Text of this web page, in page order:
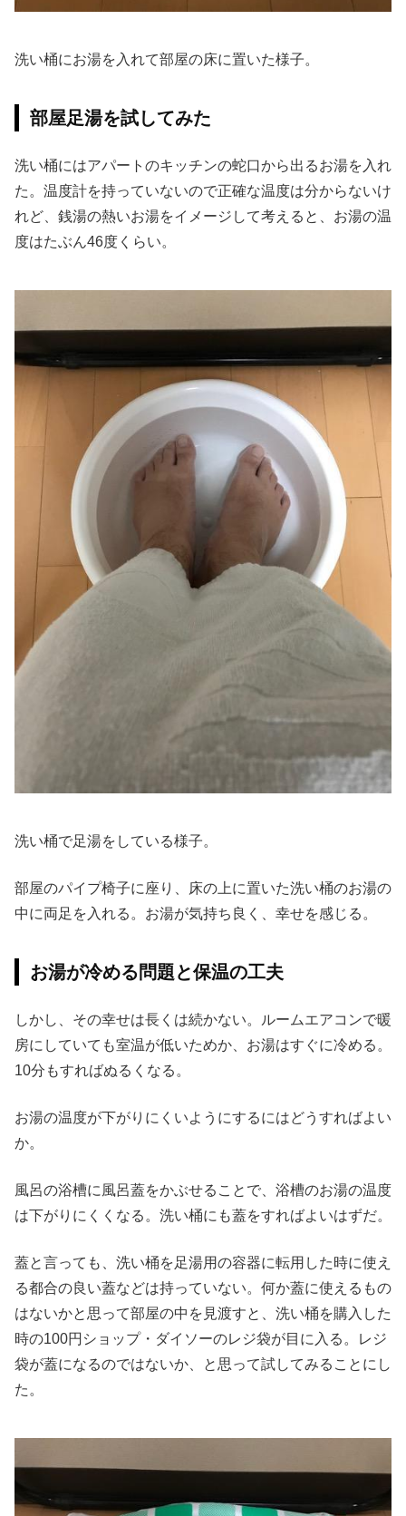
洗い桶にお湯を入れて部屋の床に置いた様子。
部屋足湯を試してみた
洗い桶にはアパートのキッチンの蛇口から出るお湯を入れ
た。温度計を持っていないので正確な温度は分からないけ
れど、銭湯の熱いお湯をイメージして考えると、お湯の温
度はたぶん46度くらい。
洗い桶で足湯をしている様子。
部屋のパイプ椅子に座り、床の上に置いた洗い桶のお湯の
中に両足を入れる。お湯が気持ち良く、幸せを感じる。
お湯が冷める問題と保温の工夫
しかし、その幸せは長くは続かない。ルームエアコンで暖
房にしていても室温が低いためか、お湯はすぐに冷める。
10分もすればぬるくなる。
お湯の温度が下がりにくいようにするにはどうすればよい
か。
風呂の浴槽に風呂蓋をかぶせることで、浴槽のお湯の温度
は下がりにくくなる。洗い桶にも蓋をすればよいはずだ。
蓋と言っても、洗い桶を足湯用の容器に転用した時に使え
る都合の良い蓋などは持っていない。何か蓋に使えるもの
はないかと思って部屋の中を見渡すと、洗い桶を購入した
時の100円ショップ・ダイソーのレジ袋が目に入る。レジ
袋が蓋になるのではないか、と思って試してみることにし
た。